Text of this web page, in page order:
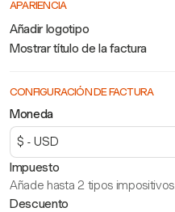
APARIENCIA
Añadir logotipo
Mostrar título de la factura
CONFIGURACIÓN DE FACTURA
Moneda
Impuesto
Añade hasta 2 tipos impositivos
Descuento